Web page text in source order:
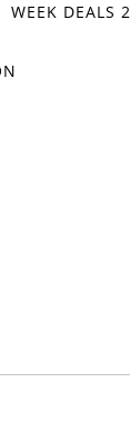
WEEK DEALS